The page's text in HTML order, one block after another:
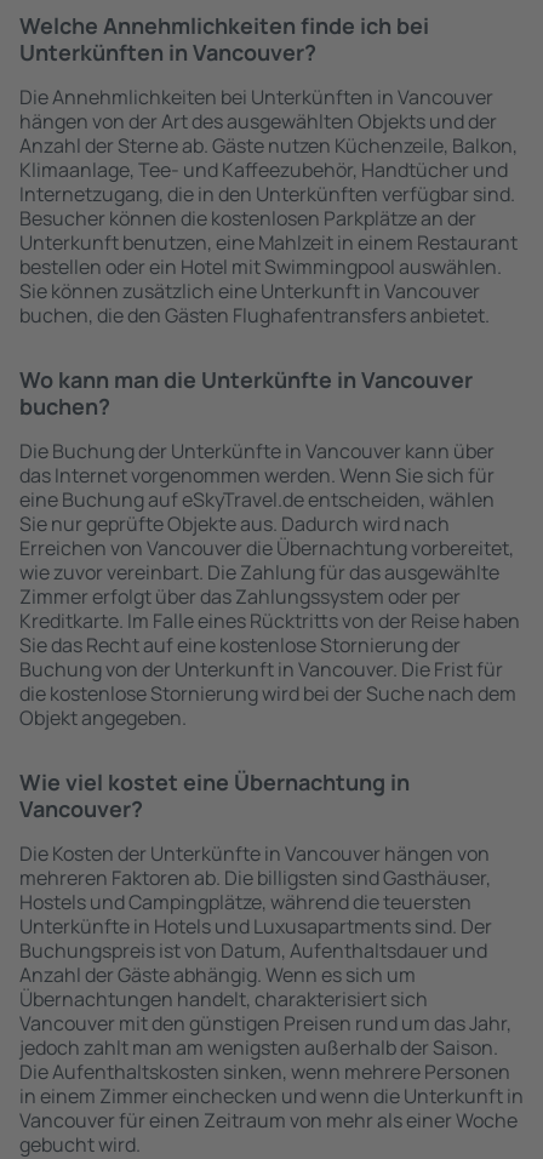
Welche Annehmlichkeiten finde ich bei
Unterkünften in Vancouver?
Die Annehmlichkeiten bei Unterkünften in Vancouver
hängen von der Art des ausgewählten Objekts und der
Anzahl der Sterne ab. Gäste nutzen Küchenzeile, Balkon,
Klimaanlage, Tee- und Kaffeezubehör, Handtücher und
Internetzugang, die in den Unterkünften verfügbar sind.
Besucher können die kostenlosen Parkplätze an der
Unterkunft benutzen, eine Mahlzeit in einem Restaurant
bestellen oder ein Hotel mit Swimmingpool auswählen.
Sie können zusätzlich eine Unterkunft in Vancouver
buchen, die den Gästen Flughafentransfers anbietet.
Wo kann man die Unterkünfte in Vancouver
buchen?
Die Buchung der Unterkünfte in Vancouver kann über
das Internet vorgenommen werden. Wenn Sie sich für
eine Buchung auf eSkyTravel.de entscheiden, wählen
Sie nur geprüfte Objekte aus. Dadurch wird nach
Erreichen von Vancouver die Übernachtung vorbereitet,
wie zuvor vereinbart. Die Zahlung für das ausgewählte
Zimmer erfolgt über das Zahlungssystem oder per
Kreditkarte. Im Falle eines Rücktritts von der Reise haben
Sie das Recht auf eine kostenlose Stornierung der
Buchung von der Unterkunft in Vancouver. Die Frist für
die kostenlose Stornierung wird bei der Suche nach dem
Objekt angegeben.
Wie viel kostet eine Übernachtung in
Vancouver?
Die Kosten der Unterkünfte in Vancouver hängen von
mehreren Faktoren ab. Die billigsten sind Gasthäuser,
Hostels und Campingplätze, während die teuersten
Unterkünfte in Hotels und Luxusapartments sind. Der
Buchungspreis ist von Datum, Aufenthaltsdauer und
Anzahl der Gäste abhängig. Wenn es sich um
Übernachtungen handelt, charakterisiert sich
Vancouver mit den günstigen Preisen rund um das Jahr,
jedoch zahlt man am wenigsten außerhalb der Saison.
Die Aufenthaltskosten sinken, wenn mehrere Personen
in einem Zimmer einchecken und wenn die Unterkunft in
Vancouver für einen Zeitraum von mehr als einer Woche
gebucht wird.